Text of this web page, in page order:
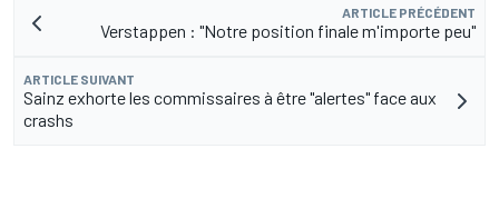
ARTICLE PRÉCÉDENT
Verstappen : "Notre position finale m'importe peu"
ARTICLE SUIVANT
Sainz exhorte les commissaires à être "alertes" face aux
crashs